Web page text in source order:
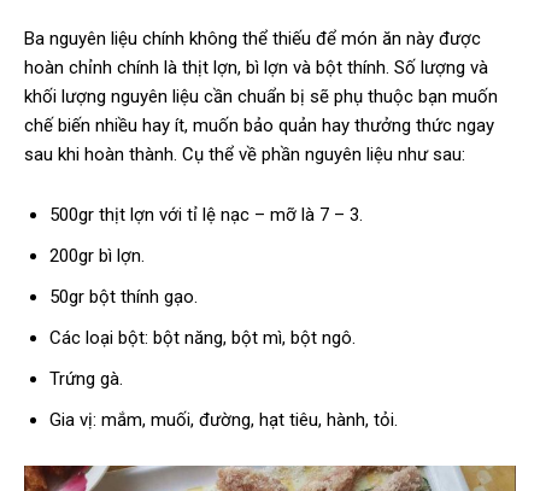
Ba nguyên liệu chính không thể thiếu để món ăn này được
hoàn chỉnh chính là thịt lợn, bì lợn và bột thính. Số lượng và
khối lượng nguyên liệu cần chuẩn bị sẽ phụ thuộc bạn muốn
chế biến nhiều hay ít, muốn bảo quản hay thưởng thức ngay
sau khi hoàn thành. Cụ thể về phần nguyên liệu như sau:
500gr thịt lợn với tỉ lệ nạc – mỡ là 7 – 3.
200gr bì lợn.
50gr bột thính gạo.
Các loại bột: bột năng, bột mì, bột ngô.
Trứng gà.
Gia vị: mắm, muối, đường, hạt tiêu, hành, tỏi.